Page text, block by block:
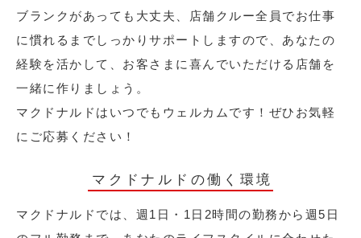
ブランクがあっても大丈夫、店舗クルー全員でお仕事
に慣れるまでしっかりサポートしますので、あなたの
経験を活かして、お客さまに喜んでいただける店舗を
一緒に作りましょう。
マクドナルドはいつでもウェルカムです！ぜひお気軽
にご応募ください！
マクドナルドの働く環境
マクドナルドでは、週1日・1日2時間の勤務から週5日